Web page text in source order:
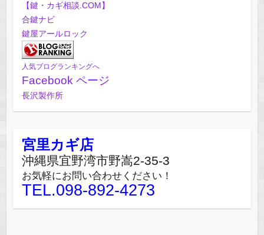
【鍵・カギ相談.COM】
合鍵ナビ
鍵屋アールロック
人気ブログランキングへ
Facebook ページ
長沢製作所
宮里カギ店
沖縄県宜野湾市野嵩2-35-3
お気軽にお問い合わせください！
TEL.098-892-4273